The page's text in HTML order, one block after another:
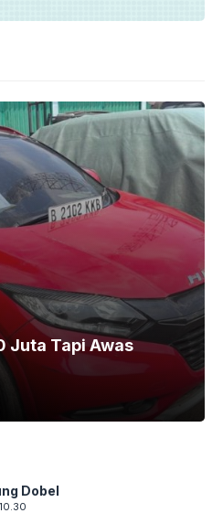
Juta Tapi Awas
Dobel